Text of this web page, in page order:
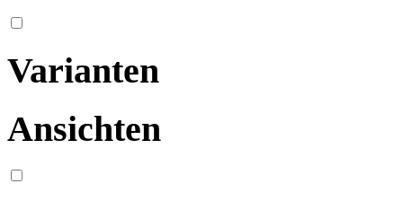
Varianten
Ansichten